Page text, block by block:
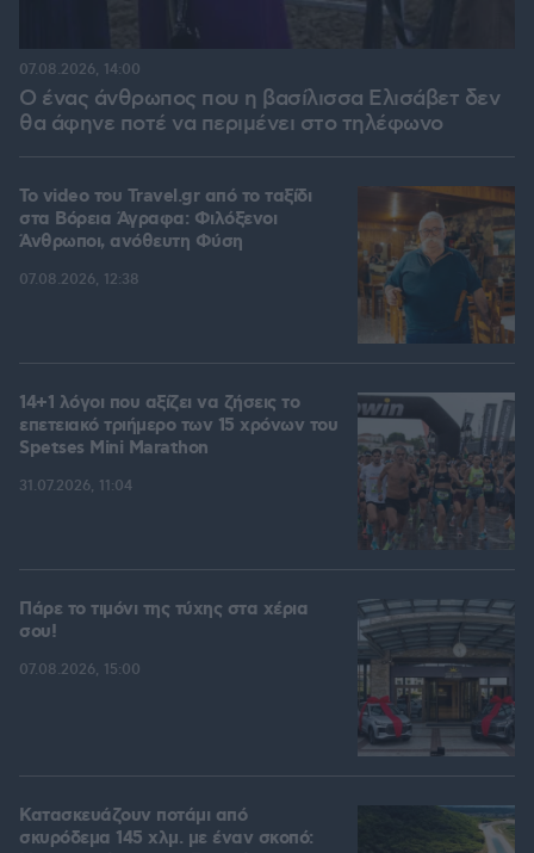
Ο ένας άνθρωπος που η βασίλισσα Ελισάβετ δεν
θα άφηνε ποτέ να περιμένει στο τηλέφωνο
07.08.2026, 14:00
To video του Travel.gr από το ταξίδι
στα Βόρεια Άγραφα: Φιλόξενοι
Άνθρωποι, ανόθευτη Φύση
07.08.2026, 12:38
14+1 λόγοι που αξίζει να ζήσεις το
επετειακό τριήμερο των 15 χρόνων του
Spetses Mini Marathon
31.07.2026, 11:04
Πάρε το τιμόνι της τύχης στα χέρια
σου!
07.08.2026, 15:00
Κατασκευάζουν ποτάμι από
σκυρόδεμα 145 χλμ. με έναν σκοπό: